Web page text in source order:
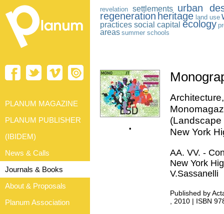
revelation settlements urban
regeneration heritage land use
practices social capital ecology
areas summer schools
•
New York
AA. VV. -
New York
V.Sassanelli
Published by
, 2010 | ISBN
PLANUM MAGAZINE
PLANUM PUBLISHER
(IBIDEM)
News & Calls
Journals & Books
About & Proposals
Planum Association